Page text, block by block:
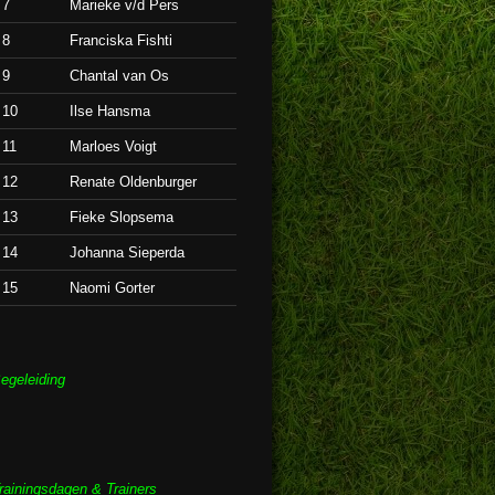
7 Marieke v/d Pers
8 Franciska Fishti
9 Chantal van Os
10 Ilse Hansma
11 Marloes Voigt
12 Renate Oldenburger
13 Fieke Slopsema
14 Johanna Sieperda
15 Naomi Gorter
& Trainers